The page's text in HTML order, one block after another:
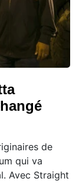
de
qui va
Avec Straight